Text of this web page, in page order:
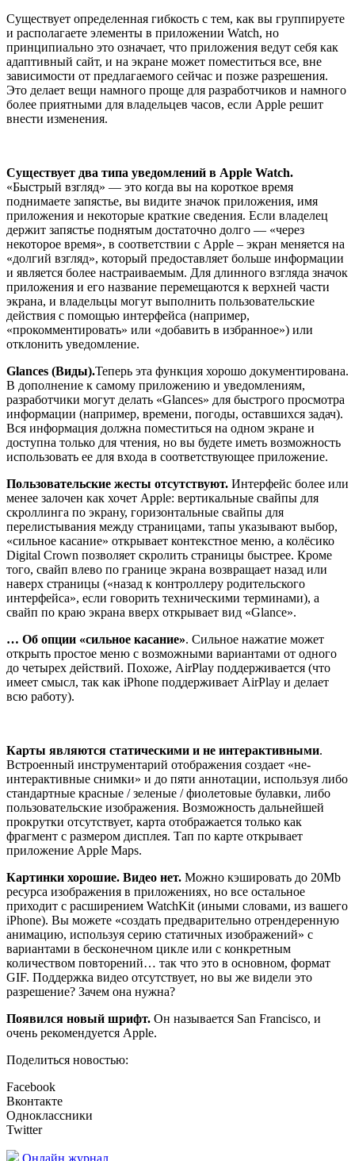
Существует определенная гибкость с тем, как вы группируете
и располагаете элементы в приложении Watch, но
принципиально это означает, что приложения ведут себя как
адаптивный сайт, и на экране может поместиться все, вне
зависимости от предлагаемого сейчас и позже разрешения.
Это делает вещи намного проще для разработчиков и намного
более приятными для владельцев часов, если Apple решит
внести изменения.
Существует два типа уведомлений в Apple Watch.
«Быстрый взгляд» — это когда вы на короткое время
поднимаете запястье, вы видите значок приложения, имя
приложения и некоторые краткие сведения. Если владелец
держит запястье поднятым достаточно долго — «через
некоторое время», в соответствии с Apple – экран меняется на
«долгий взгляд», который предоставляет больше информации
и является более настраиваемым. Для длинного взгляда значок
приложения и его название перемещаются к верхней части
экрана, и владельцы могут выполнить пользовательские
действия с помощью интерфейса (например,
«прокомментировать» или «добавить в избранное») или
отклонить уведомление.
Glances (Виды).Теперь эта функция хорошо документирована.
В дополнение к самому приложению и уведомлениям,
разработчики могут делать «Glances» для быстрого просмотра
информации (например, времени, погоды, оставшихся задач).
Вся информация должна поместиться на одном экране и
доступна только для чтения, но вы будете иметь возможность
использовать ее для входа в соответствующее приложение.
Пользовательские жесты отсутствуют. Интерфейс более или
менее залочен как хочет Apple: вертикальные свайпы для
скроллинга по экрану, горизонтальные свайпы для
перелистывания между страницами, тапы указывают выбор,
«сильное касание» открывает контекстное меню, а колёсико
Digital Crown позволяет скролить страницы быстрее. Кроме
того, свайп влево по границе экрана возвращает назад или
наверх страницы («назад к контроллеру родительского
интерфейса», если говорить техническими терминами), а
свайп по краю экрана вверх открывает вид «Glance».
… Об опции «сильное касание». Сильное нажатие может
открыть простое меню с возможными вариантами от одного
до четырех действий. Похоже, AirPlay поддерживается (что
имеет смысл, так как iPhone поддерживает AirPlay и делает
всю работу).
Карты являются статическими и не интерактивными.
Встроенный инструментарий отображения создает «не-
интерактивные снимки» и до пяти аннотации, используя либо
стандартные красные / зеленые / фиолетовые булавки, либо
пользовательские изображения. Возможность дальнейшей
прокрутки отсутствует, карта отображается только как
фрагмент с размером дисплея. Тап по карте открывает
приложение Apple Maps.
Картинки хорошие. Видео нет. Можно кэшировать до 20Mb
ресурса изображения в приложениях, но все остальное
приходит с расширением WatchKit (иными словами, из вашего
iPhone). Вы можете «создать предварительно отрендеренную
анимацию, используя серию статичных изображений» с
вариантами в бесконечном цикле или с конкретным
количеством повторений… так что это в основном, формат
GIF. Поддержка видео отсутствует, но вы же видели это
разрешение? Зачем она нужна?
Появился новый шрифт. Он называется San Francisco, и
очень рекомендуется Apple.
Поделиться новостью:
Facebook
Вконтакте
Одноклассники
Twitter